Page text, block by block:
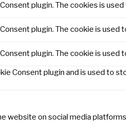
plugin. The cookies is
plugin. The cookie is
plugin. The cookie is
Consent plugin and is used to
website on social media